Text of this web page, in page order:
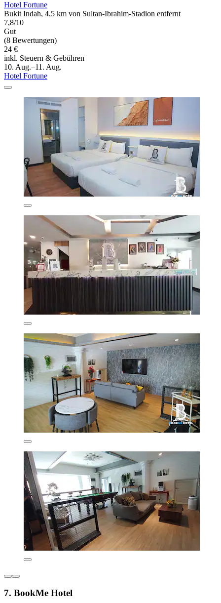
Hotel Fortune
Bukit Indah, 4,5 km von Sultan-Ibrahim-Stadion entfernt
7,8/10
Gut
(8 Bewertungen)
24 €
inkl. Steuern & Gebühren
10. Aug.–11. Aug.
Hotel Fortune
7. BookMe Hotel